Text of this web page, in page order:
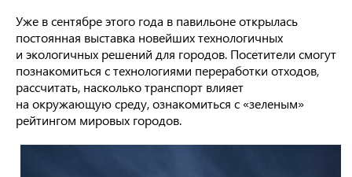
Уже в сентябре этого года в павильоне открылась
постоянная выставка новейших технологичных
и экологичных решений для городов. Посетители смогут
познакомиться с технологиями переработки отходов,
рассчитать, насколько транспорт влияет
на окружающую среду, ознакомиться с «зеленым»
рейтингом мировых городов.